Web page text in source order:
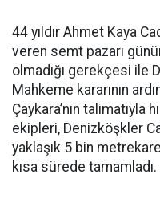
44 yıldır Ahmet Kaya
veren semt pazarı
olmadığı gerekçesi ile
Mahkeme kararının
Çaykara’nın
ekipleri, Denizköşkler
yaklaşık 5 bin
kısa sürede tamamladı.